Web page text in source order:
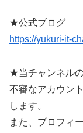
★公式ブログ
https://yukuri-it-
★当チャンネル
不審なアカウン
します。
また、プロフィ